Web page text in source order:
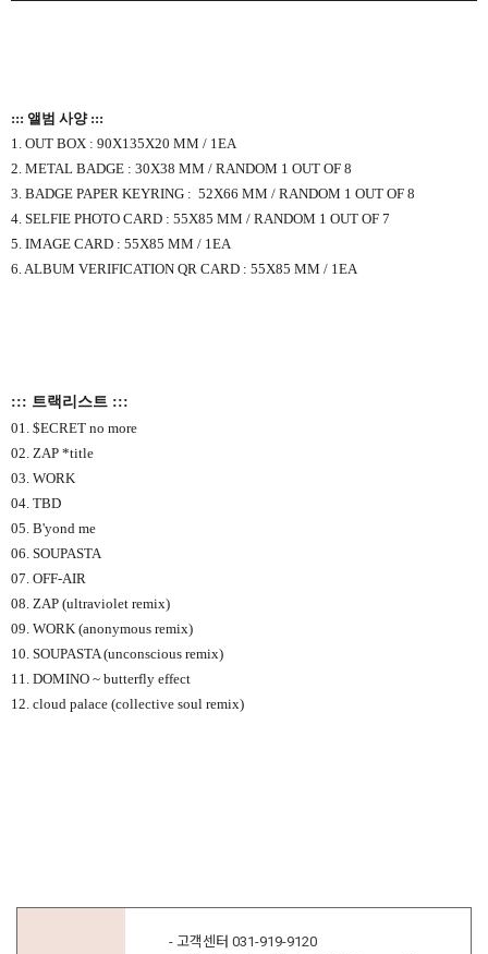
::: 앨범 사양 :::
1. OUT BOX : 90X135X20 MM / 1EA
2. METAL BADGE : 30X38 MM / RANDOM 1 OUT OF 8
3. BADGE PAPER KEYRING : 52X66 MM / RANDOM 1 OUT OF 8
4. SELFIE PHOTO CARD : 55X85 MM / RANDOM 1 OUT OF 7
5. IMAGE CARD : 55X85 MM / 1EA
6. ALBUM VERIFICATION QR CARD : 55X85 MM / 1EA
::: 트랙리스트 :::
01. $ECRET no more
02. ZAP *title
03. WORK
04. TBD
05. B'yond me
06. SOUPASTA
07. OFF-AIR
08. ZAP (ultraviolet remix)
09. WORK (anonymous remix)
10. SOUPASTA (unconscious remix)
11. DOMINO ~ butterfly effect
12. cloud palace (collective soul remix)
- 고객센터 031-919-9120